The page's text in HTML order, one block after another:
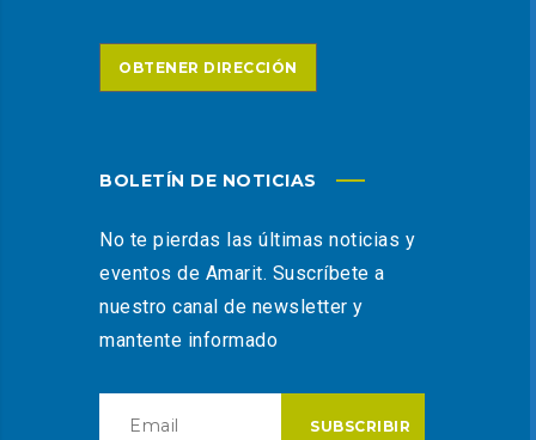
OBTENER DIRECCIÓN
BOLETÍN DE NOTICIAS
No te pierdas las últimas noticias y
eventos de Amarit. Suscríbete a
nuestro canal de newsletter y
mantente informado